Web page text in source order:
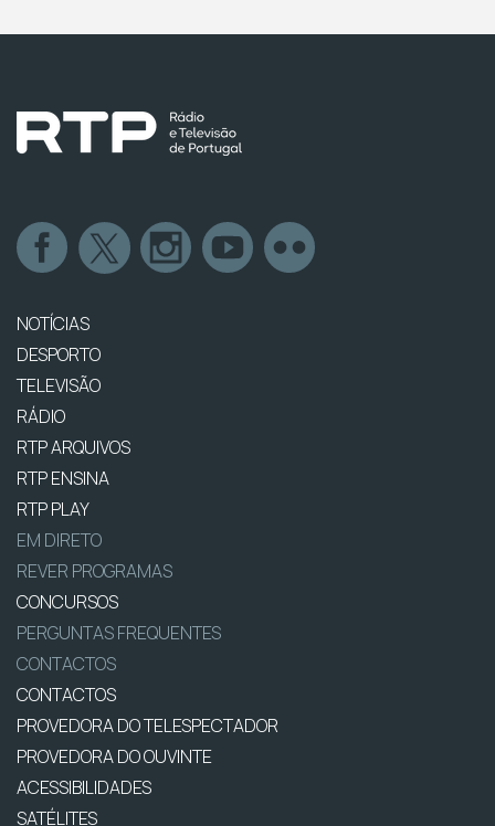
NOTÍCIAS
DESPORTO
TELEVISÃO
RÁDIO
RTP ARQUIVOS
RTP ENSINA
RTP PLAY
EM DIRETO
REVER PROGRAMAS
CONCURSOS
PERGUNTAS FREQUENTES
CONTACTOS
CONTACTOS
PROVEDORA DO TELESPECTADOR
PROVEDORA DO OUVINTE
ACESSIBILIDADES
SATÉLITES